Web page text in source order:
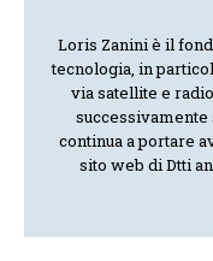
Loris Zanini è il
tecnologia, in
via satellite e
continua a portare
sito web di Dtti